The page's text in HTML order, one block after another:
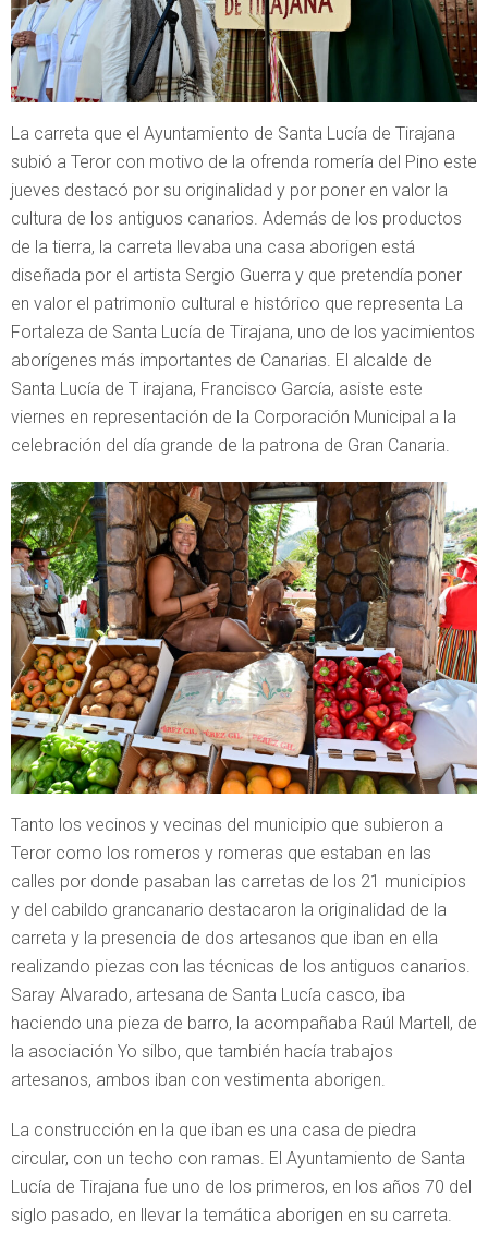
La carreta que el Ayuntamiento de Santa Lucía de Tirajana
subió a Teror con motivo de la ofrenda romería del Pino este
jueves destacó por su originalidad y por poner en valor la
cultura de los antiguos canarios. Además de los productos
de la tierra, la carreta llevaba una casa aborigen está
diseñada por el artista Sergio Guerra y que pretendía poner
en valor el patrimonio cultural e histórico que representa La
Fortaleza de Santa Lucía de Tirajana, uno de los yacimientos
aborígenes más importantes de Canarias. El alcalde de
Santa Lucía de T irajana, Francisco García, asiste este
viernes en representación de la Corporación Municipal a la
celebración del día grande de la patrona de Gran Canaria.
Tanto los vecinos y vecinas del municipio que subieron a
Teror como los romeros y romeras que estaban en las
calles por donde pasaban las carretas de los 21 municipios
y del cabildo grancanario destacaron la originalidad de la
carreta y la presencia de dos artesanos que iban en ella
realizando piezas con las técnicas de los antiguos canarios.
Saray Alvarado, artesana de Santa Lucía casco, iba
haciendo una pieza de barro, la acompañaba Raúl Martell, de
la asociación Yo silbo, que también hacía trabajos
artesanos, ambos iban con vestimenta aborigen.
La construcción en la que iban es una casa de piedra
circular, con un techo con ramas. El Ayuntamiento de Santa
Lucía de Tirajana fue uno de los primeros, en los años 70 del
siglo pasado, en llevar la temática aborigen en su carreta.